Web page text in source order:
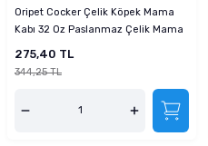
Oripet Cocker Çelik Köpek Mama
Kabı 32 Oz Paslanmaz Çelik Mama
275,40 TL
344,25 TL